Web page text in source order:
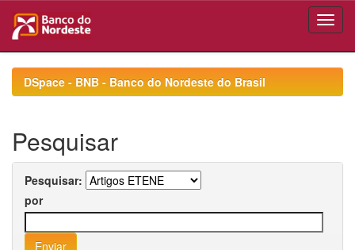
navigationDSpace - BNB - Banco do Nordeste do Brasil
Pesquisar
Pesquisar:
por